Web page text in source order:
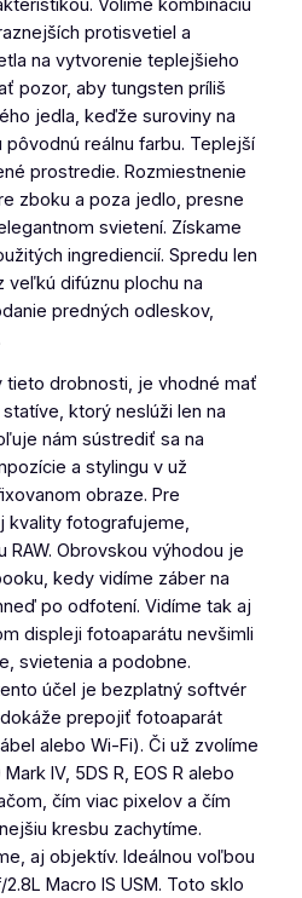
protisvetiel a
na vytvorenie teplejšieho
pozor, aby tungsten príliš
jedla, keďže suroviny na
reálnu farbu. Teplejší
prostredie. Rozmiestnenie
zboku a poza jedlo, presne
svietení. Získame
ingrediencií. Spredu len
veľkú difúznu plochu na
predných odleskov,
tieto drobnosti, je vhodné mať
ktorý neslúži len na
nám sústrediť sa na
a stylingu v už
obraze. Pre
kvality fotografujeme,
Obrovskou výhodou je
kedy vidíme záber na
po odfotení. Vidíme tak aj
displeji fotoaparátu nevšimli
svietenia a podobne.
účel je bezplatný softvér
prepojiť fotoaparát
alebo Wi-Fi). Či už zvolíme
IV, 5DS R, EOS R alebo
čím viac pixelov a čím
kresbu zachytíme.
aj objektív. Ideálnou voľbou
Macro IS USM. Toto sklo